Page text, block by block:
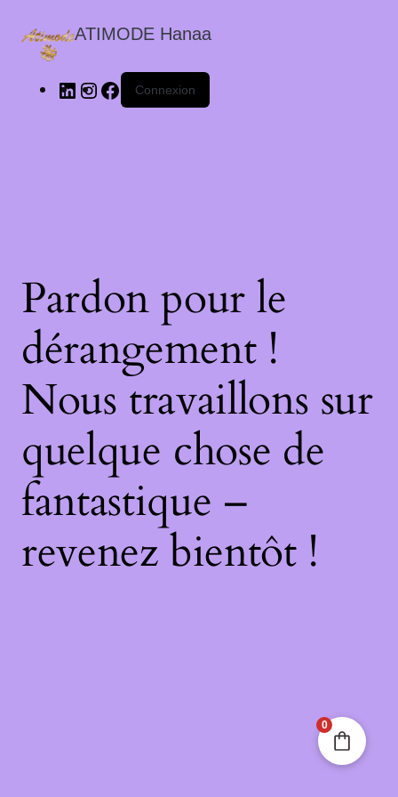
ATIMODE Hanaa
Connexion
Pardon pour le
dérangement !
Nous travaillons sur
quelque chose de
fantastique –
revenez bientôt !
0